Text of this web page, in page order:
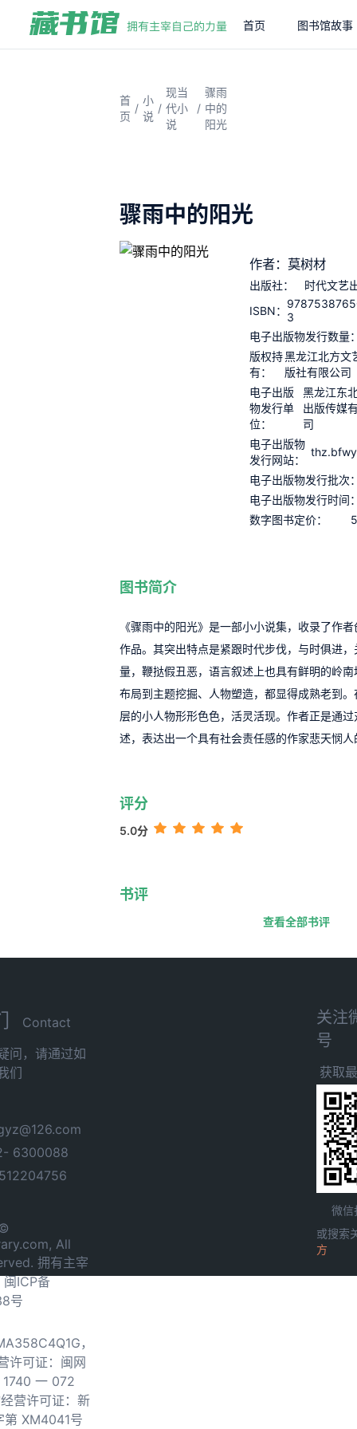
首页 图书馆故事
首
页
/
小
说
/
现当
代小
说
/
骤雨
中的
阳光
骤雨中的阳光
作者：莫树材
出版社：
时代文艺
ISBN： 3
电子出版物发行数量
版权持
有：
黑龙江北方文
版社有限公司
电子出版
物发行单
位：
黑龙江东
出版传媒
司
电子出版物
发行网站：
电子出版物发行批次
电子出版物发行时间
数字图书定价：
图书简介
《骤雨中的阳光》是一部小小说集，收录了作
作品。其突出特点是紧跟时代步伐，与时俱进
量，鞭挞假丑恶，语言叙述上也具有鲜明的岭
布局到主题挖掘、人物塑造，都显得成熟老到
层的小人物形形色色，活灵活现。作者正是通
述，表达出一个具有社会责任感的作家悲天悯人
评分
5.0分
书评
查看全部书评
Contact
问，请通过如
们
6300088
All
拥有主宰
闽ICP备
号
，
许可证：闽网
一 072
营许可证：新
第 XM4041号
关注
号
获取
微信
或搜索
方